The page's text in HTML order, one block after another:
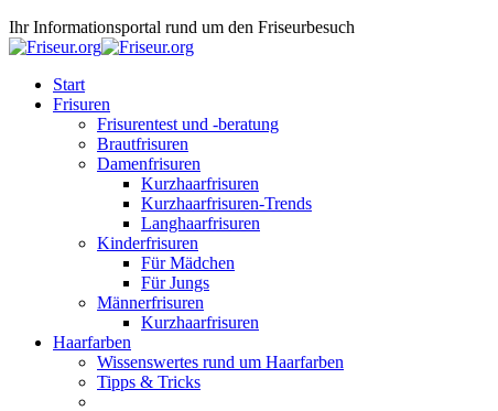
Ihr Informationsportal rund um den Friseurbesuch
Start
Frisuren
Frisurentest und -beratung
Brautfrisuren
Damenfrisuren
Kurzhaarfrisuren
Kurzhaarfrisuren-Trends
Langhaarfrisuren
Kinderfrisuren
Für Mädchen
Für Jungs
Männerfrisuren
Kurzhaarfrisuren
Haarfarben
Wissenswertes rund um Haarfarben
Tipps & Tricks